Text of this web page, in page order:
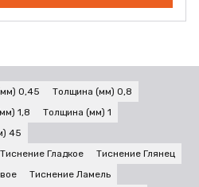
Тиснение Гладкое
Тиснение Глянец
Тиснение Ламель
0,45
Толщина (мм) 0,8
1,8
Толщина (мм) 1
45